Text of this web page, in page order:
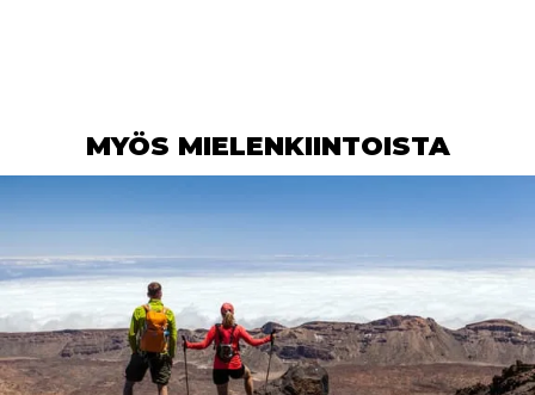
MYÖS MIELENKIINTOISTA